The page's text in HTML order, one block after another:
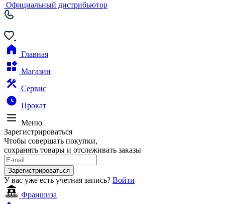
Официальный дистрибьютор
Главная
Магазин
Сервис
Прокат
Меню
Зарегистрироваться
Чтобы совершать покупки,
сохранять товары и отслеживать заказы
Зарегистрироваться
У вас уже есть учетная запись? Войти
Франшиза